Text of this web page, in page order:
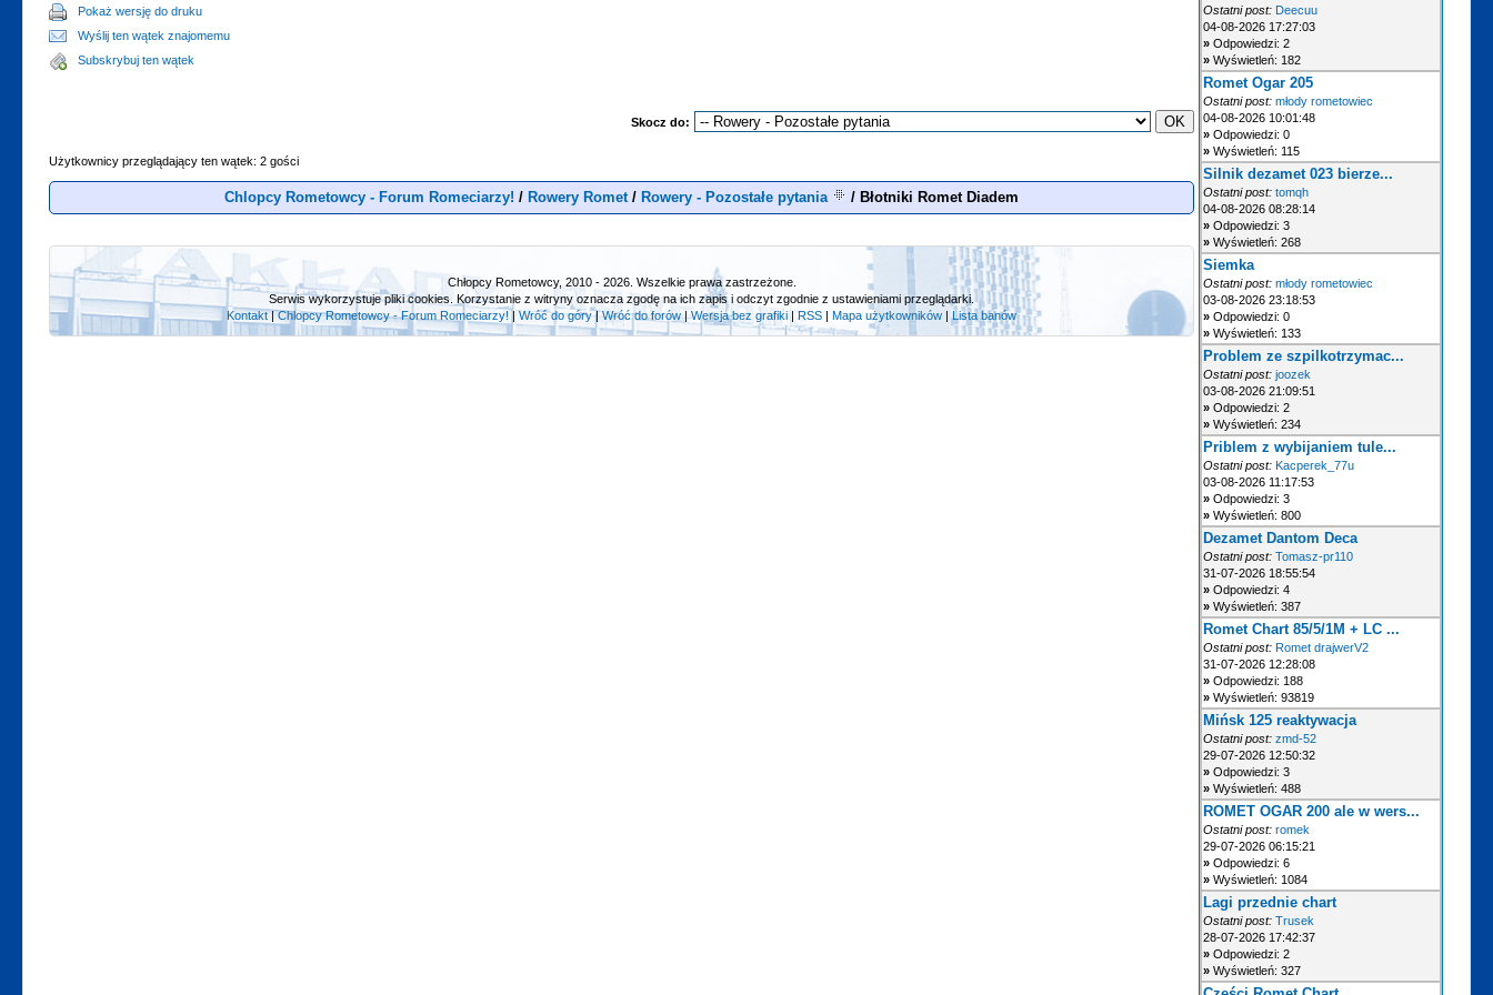
Pokaż wersję do druku
Wyślij ten wątek znajomemu
Subskrybuj ten wątek
Skocz do:
Użytkownicy przeglądający ten wątek: 2 gości
Chlopcy Rometowcy - Forum Romeciarzy! / Rowery Romet/ Rowery - Pozostałe pytania / Błotniki Romet Diadem
Chłopcy Rometowcy, 2010 - 2026. Wszelkie prawa zastrzeżone.
Serwis wykorzystuje pliki cookies. Korzystanie z witryny oznacza zgodę na ich zapis i odczyt zgodnie z ustawieniami przeglądarki.
Kontakt|Chlopcy Rometowcy - Forum Romeciarzy! |Wróć do góry|Wróć do forów|Wersja bez grafiki RSS Mapa użytkowników |Lista banów
Ostatni post: Deecuu
04-08-2026 17:27:03
»Odpowiedzi: 2
»Wyświetleń: 182
Romet Ogar 205
Ostatni post: młody rometowiec
04-08-2026 10:01:48
»Odpowiedzi: 0
»Wyświetleń: 115
Silnik dezamet 023 bierze...
Ostatni post: tomqh
04-08-2026 08:28:14
»Odpowiedzi: 3
»Wyświetleń: 268
Siemka
Ostatni post: młody rometowiec
03-08-2026 23:18:53
»Odpowiedzi: 0
»Wyświetleń: 133
Problem ze szpilkotrzymac...
Ostatni post: joozek
03-08-2026 21:09:51
»Odpowiedzi: 2
»Wyświetleń: 234
Priblem z wybijaniem tule...
Ostatni post: Kacperek_77u
03-08-2026 11:17:53
»Odpowiedzi: 3
»Wyświetleń: 800
Dezamet Dantom Deca
Ostatni post: Tomasz-pr110
31-07-2026 18:55:54
»Odpowiedzi: 4
»Wyświetleń: 387
Romet Chart 85/5/1M + LC ...
Ostatni post: Romet drajwerV2
31-07-2026 12:28:08
»Odpowiedzi: 188
»Wyświetleń: 93819
Mińsk 125 reaktywacja
Ostatni post: zmd-52
29-07-2026 12:50:32
»Odpowiedzi: 3
»Wyświetleń: 488
ROMET OGAR 200 ale w wers...
Ostatni post: romek
29-07-2026 06:15:21
»Odpowiedzi: 6
»Wyświetleń: 1084
Lagi przednie chart
Ostatni post: Trusek
28-07-2026 17:42:37
»Odpowiedzi: 2
»Wyświetleń: 327